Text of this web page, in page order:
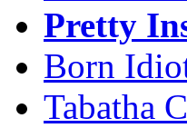
Pretty
Born
Tabatha